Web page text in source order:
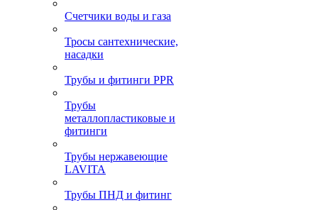
Счетчики воды и газа
Тросы сантехнические,
насадки
Трубы и фитинги PPR
Трубы
металлопластиковые и
фитинги
Трубы нержавеющие
LAVITA
Трубы ПНД и фитинг